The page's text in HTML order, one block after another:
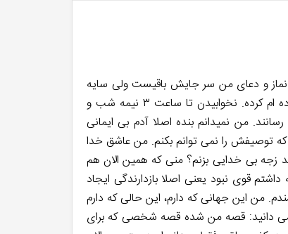
نماز و دعای من سر جایش باقیست ولی سایه
کثیفی که از وصف آن عاجزم روی من افتاده است. البته که ارتباطی به دانشگاه ندارد. من با جهانی تنگ مواجهم که به شدت فشرده ام کرده. نخوابیدن تا ساعت ۳ نیمه شب و
من نمیدانم بنده اصلا آدم بی ایمانی
توصیفش را نمی توانم بکنم. من عاشق خدا
زجه بی خدایی بزنم؟ منی که همین الان هم
قوی نبود یعنی اصلا بازدارندگی ایجاد
من این جهانی که دارم، این حالی که دارم
می دانید: قصه من شده قصه شخصی که برای